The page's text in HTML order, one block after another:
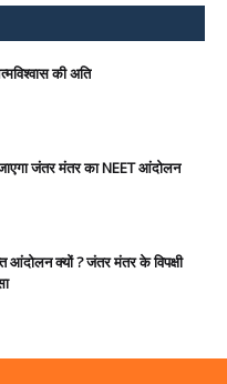
की अति
जंतर मंतर का NEET आंदोलन
आंदोलन क्यों ? जंतर मंतर के विपक्षी